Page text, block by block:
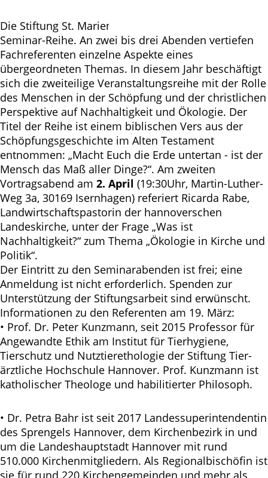
Die Stiftung St. Marien veranstaltet jährlich eine
Seminar-Reihe. An zwei bis drei Abenden vertiefen
Fachreferenten einzelne Aspekte eines
übergeordneten Themas. In diesem Jahr beschäftigt
sich die zweiteilige Veranstaltungsreihe mit der Rolle
des Menschen in der Schöpfung und der christlichen
Perspektive auf Nachhaltigkeit und Ökologie. Der
Titel der Reihe ist einem biblischen Vers aus der
Schöpfungsgeschichte im Alten Testament
entnommen: „Macht Euch die Erde untertan - ist der
Mensch das Maß aller Dinge?“. Am zweiten
Vortragsabend am 2. April (19:30Uhr, Martin-Luther-
Weg 3a, 30169 Isernhagen) referiert Ricarda Rabe,
Landwirtschaftspastorin der hannoverschen
Landeskirche, unter der Frage „Was ist
Nachhaltigkeit?“ zum Thema „Ökologie in Kirche und
Politik“.
Der Eintritt zu den Seminarabenden ist frei; eine
Anmeldung ist nicht erforderlich. Spenden zur
Unterstützung der Stiftungsarbeit sind erwünscht.
Informationen zu den Referenten am 19. März:
• Prof. Dr. Peter Kunzmann, seit 2015 Professor für
Angewandte Ethik am Institut für Tierhygiene,
Tierschutz und Nutztierethologie der Stiftung Tier-
ärztliche Hochschule Hannover. Prof. Kunzmann ist
katholischer Theologe und habilitierter Philosoph.
• Dr. Petra Bahr ist seit 2017 Landessuperintendentin
des Sprengels Hannover, dem Kirchenbezirk in und
um die Landeshauptstadt Hannover mit rund
510.000 Kirchenmitgliedern. Als Regionalbischöfin ist
sie für rund 220 Kirchengemeinden und mehr als